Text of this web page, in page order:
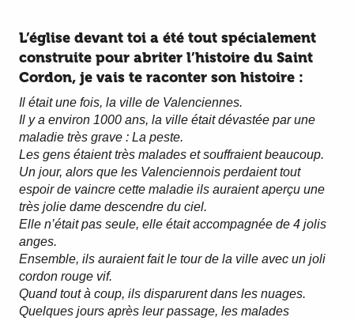
L’église devant toi a été tout spécialement
construite pour abriter l’histoire du Saint
Cordon, je vais te raconter son histoire :
Il était une fois, la ville de Valenciennes.
Il y a environ 1000 ans, la ville était dévastée par une
maladie très grave : La peste.
Les gens étaient très malades et souffraient beaucoup.
Un jour, alors que les Valenciennois perdaient tout
espoir de vaincre cette maladie ils auraient aperçu une
très jolie dame descendre du ciel.
Elle n’était pas seule, elle était accompagnée de 4 jolis
anges.
Ensemble, ils auraient fait le tour de la ville avec un joli
cordon rouge vif.
Quand tout à coup, ils disparurent dans les nuages.
Quelques jours après leur passage, les malades